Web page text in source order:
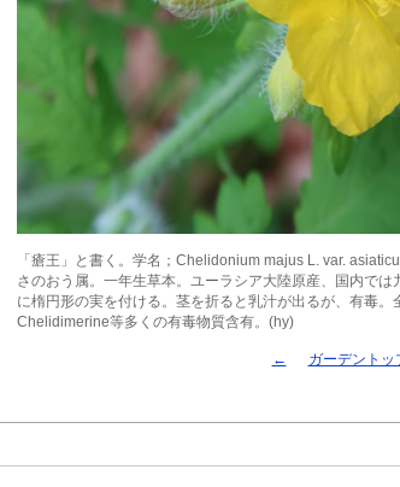
「瘡王」と書く。学名；Chelidonium majus L. var.
さのおう属。一年生草本。ユーラシア大陸原産、国内で
に楕円形の実を付ける。茎を折ると乳汁が出るが、有毒
Chelidimerine等多くの有毒物質含有。(hy)
← ガーデントッ